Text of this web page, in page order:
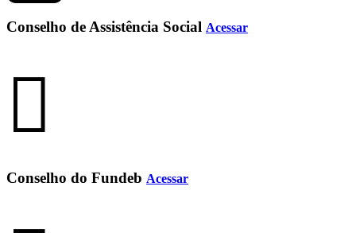
Conselho de Assistência Social Acessar
Conselho do Fundeb Acessar